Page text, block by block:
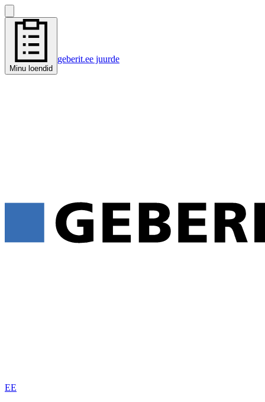
Minu loendid
geberit.ee juurde
EE